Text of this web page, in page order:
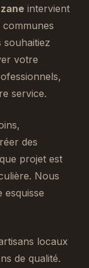
intervient
souhaitiez
votre
service.
des
projet est
Nous
esquisse
locaux
de qualité.